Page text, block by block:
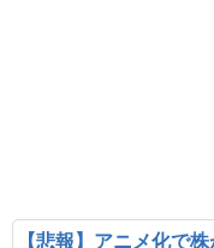
【悲報】アニメ化で